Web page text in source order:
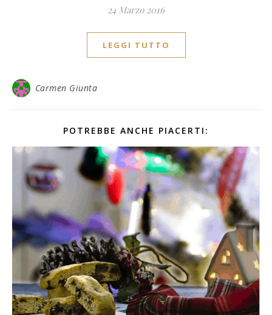
24 Marzo 2016
LEGGI TUTTO
Carmen Giunta
POTREBBE ANCHE PIACERTI: